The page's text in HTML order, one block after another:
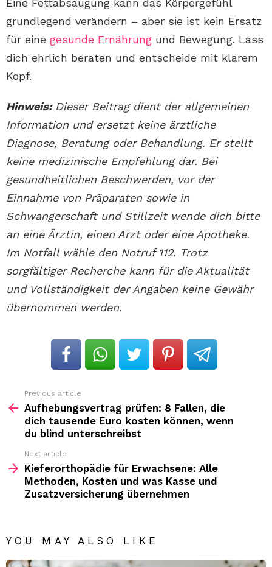
Eine Fettabsaugung kann das Körpergefühl
grundlegend verändern – aber sie ist kein Ersatz
für eine gesunde Ernährung und Bewegung. Lass
dich ehrlich beraten und entscheide mit klarem
Kopf.
Hinweis:Dieser Beitrag dient der allgemeinen
Information und ersetzt keine ärztliche
Diagnose, Beratung oder Behandlung. Er stellt
keine medizinische Empfehlung dar. Bei
gesundheitlichen Beschwerden, vor der
Einnahme von Präparaten sowie in
Schwangerschaft und Stillzeit wende dich bitte
an eine Ärztin, einen Arzt oder eine Apotheke.
Im Notfall wähle den Notruf 112. Trotz
sorgfältiger Recherche kann für die Aktualität
und Vollständigkeit der Angaben keine Gewähr
übernommen werden.
more
Previous article
Aufhebungsvertrag prüfen: 8 Fallen, die
dich tausende Euro kosten können, wenn
du blind unterschreibst
Next article
Kieferorthopädie für Erwachsene: Alle
Methoden, Kosten und was Kasse und
Zusatzversicherung übernehmen
YOU MAY ALSO LIKE